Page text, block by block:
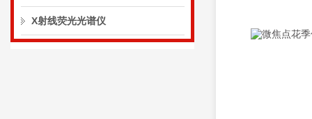
X射线荧光光谱仪